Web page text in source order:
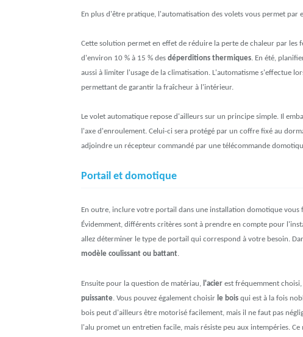
En plus d'être pratique, l'automatisation des volets vous permet par
Cette solution permet en effet de réduire la perte de chaleur par les
d'environ 10 % à 15 % des déperditions thermiques. En été,
aussi à limiter l'usage de la climatisation. L'automatisme s'effectue
permettant de garantir la fraîcheur à l'intérieur.
Le volet automatique repose d'ailleurs sur un principe simple. Il
l'axe d'enroulement. Celui-ci sera protégé par un coffre fixé au
adjoindre un récepteur commandé par une télécommande
Portail et domotique
En outre, inclure votre portail dans une installation domotique
Évidemment, différents critères sont à prendre en compte pour
allez déterminer le type de portail qui correspond à votre besoin.
modèle coulissant ou battant.
Ensuite pour la question de matériau, l'acier est fréquemment choisi,
puissante . Vous pouvez également choisir le bois qui est à la fois
bois peut d'ailleurs être motorisé facilement, mais il ne faut pas
l'alu promet un entretien facile, mais résiste peu aux intempéries.